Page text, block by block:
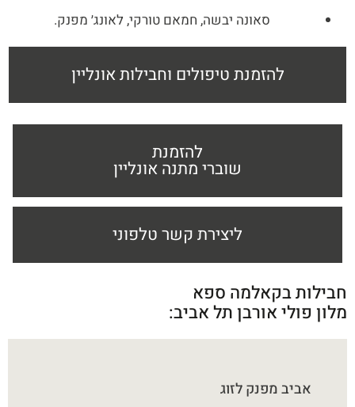
חבילות בקאלמה ספא
מלון פולי אורבן תל אביב:
אביב מפנק לזוג
סאונה יבשה, חמאם טורקי, לאונג׳ מפנק.
להזמנת טיפולים וחבילות אונליין
להזמנת
שוברי מתנה אונליין
ליצירת קשר טלפוני